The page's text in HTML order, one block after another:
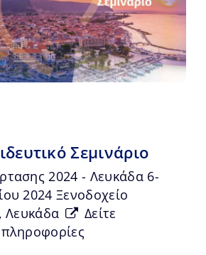
Σεμινάριο
2024 - Λευκάδα 6-
2024 Ξενοδοχείο
Λευκάδα
Δείτε